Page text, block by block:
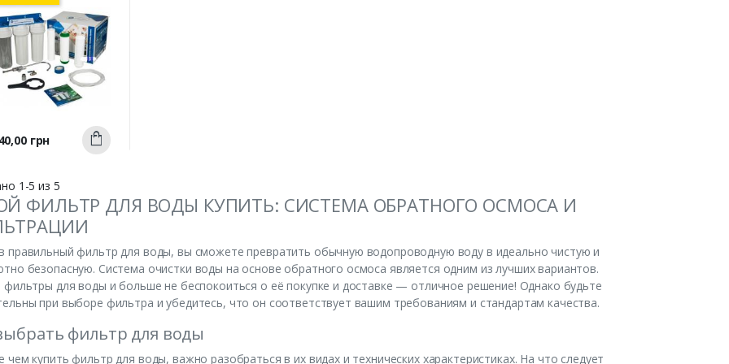
KDF
Быстрый
просмотр
грн Купить
1-5 из 5
ФИЛЬТР ДЛЯ ВОДЫ КУПИТЬ: СИСТЕМА ОБРАТНОГО ОСМОСА И
правильный фильтр для воды, вы сможете превратить обычную водопроводную воду в идеально чистую и
безопасную. Система очистки воды на основе обратного осмоса является одним из лучших вариантов.
фильтры для воды и больше не беспокоиться о её покупке и доставке — отличное решение! Однако будьте
при выборе фильтра и убедитесь, что он соответствует вашим требованиям и стандартам качества.
фильтр для воды
чем купить фильтр для воды, важно разобраться в их видах и технических характеристиках. На что следует